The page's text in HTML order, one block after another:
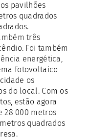
pavilhões
quadrados
três
Foi também
energética,
fotovoltaico
os
do local. Com os
estão agora
28 000 metros
quadrados